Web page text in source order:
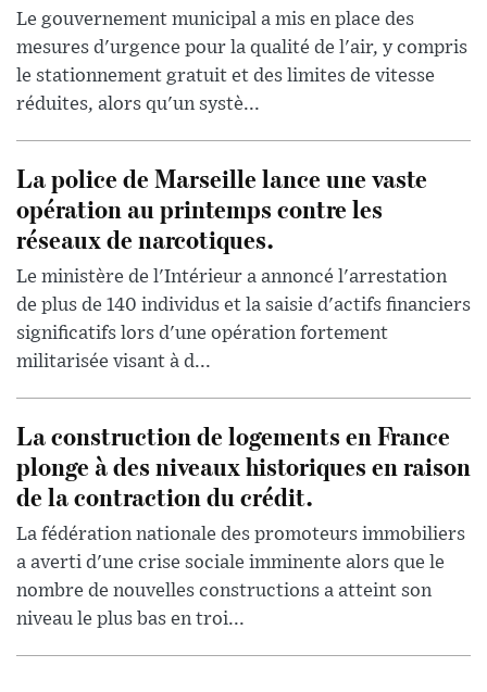
Le gouvernement municipal a mis en place des
mesures d'urgence pour la qualité de l'air, y compris
le stationnement gratuit et des limites de vitesse
réduites, alors qu'un systè...
La police de Marseille lance une vaste
opération au printemps contre les
réseaux de narcotiques.
Le ministère de l'Intérieur a annoncé l'arrestation
de plus de 140 individus et la saisie d'actifs financiers
significatifs lors d'une opération fortement
militarisée visant à d...
La construction de logements en France
plonge à des niveaux historiques en raison
de la contraction du crédit.
La fédération nationale des promoteurs immobiliers
a averti d'une crise sociale imminente alors que le
nombre de nouvelles constructions a atteint son
niveau le plus bas en troi...